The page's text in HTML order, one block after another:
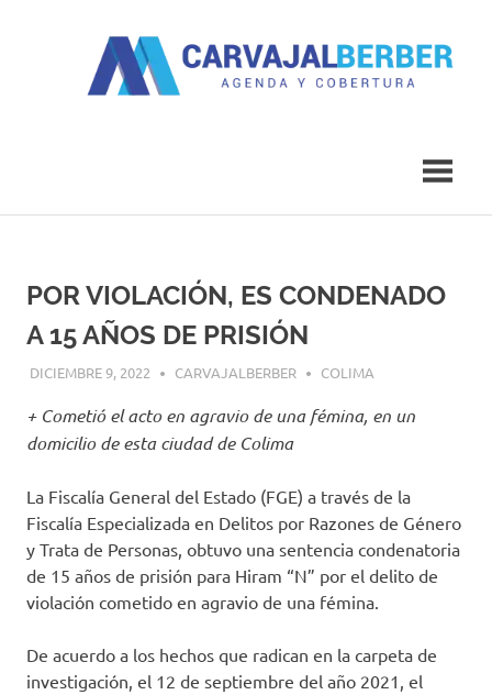
POR VIOLACIÓN, ES CONDENADO
A 15 AÑOS DE PRISIÓN
DICIEMBRE 9, 2022 CARVAJALBERBER COLIMA
+ Cometió el acto en agravio de una fémina, en un
domicilio de esta ciudad de Colima
La Fiscalía General del Estado (FGE) a través de la
Fiscalía Especializada en Delitos por Razones de Género
y Trata de Personas, obtuvo una sentencia condenatoria
de 15 años de prisión para Hiram “N” por el delito de
violación cometido en agravio de una fémina.
De acuerdo a los hechos que radican en la carpeta de
investigación, el 12 de septiembre del año 2021, el